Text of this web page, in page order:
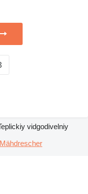
vidgodivelniy
Mähdrescher